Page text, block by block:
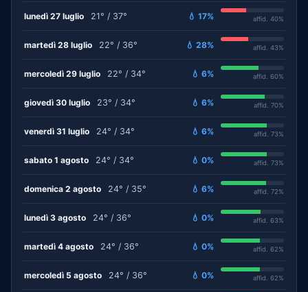
lunedì 27 luglio 21° / 37° 💧 17% affid. 40%
martedì 28 luglio 22° / 36° 💧 28% affid. 43%
mercoledì 29 luglio 22° / 34° 💧 6% affid. 60%
giovedì 30 luglio 23° / 34° 💧 6% affid. 70%
venerdì 31 luglio 24° / 34° 💧 6% affid. 73%
sabato 1 agosto 24° / 34° 💧 0% affid. 73%
domenica 2 agosto 24° / 35° 💧 6% affid. 72%
lunedì 3 agosto 24° / 36° 💧 0% affid. 63%
martedì 4 agosto 24° / 36° 💧 0% affid. 62%
mercoledì 5 agosto 24° / 36° 💧 0% affid. 62%